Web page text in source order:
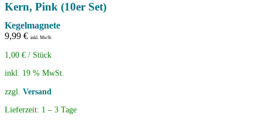
Kern, Pink (10er Set)
Kegelmagnete
9,99 € inkl. MwSt.
1,00 € / Stück
inkl. 19 % MwSt.
zzgl. Versand
Lieferzeit: 1 – 3 Tage